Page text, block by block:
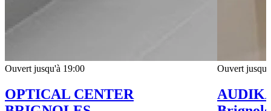
Ouvert jusqu'à 19:00
OPTICAL CENTER
Ouvert